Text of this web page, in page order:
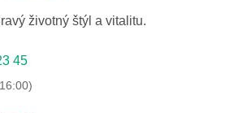
životný štýl a vitalitu.
45